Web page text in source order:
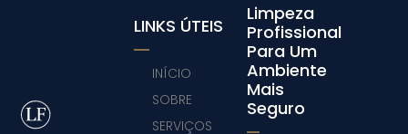
Limpeza
Profissional
Para Um
Ambiente
Mais
Seguro
LINKS ÚTEIS
INÍCIO
SOBRE
SERVIÇOS